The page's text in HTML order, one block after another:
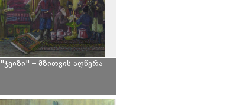
"ჯეიზი" – მზითვის აღწერა